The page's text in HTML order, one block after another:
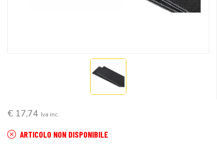
€ 17,74 Iva inc.
ARTICOLO NON DISPONIBILE